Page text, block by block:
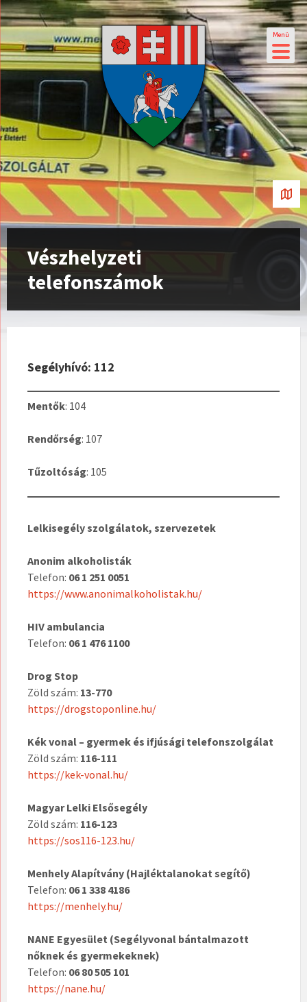
Menü
Vészhelyzeti
telefonszámok
Segélyhívó: 112
Mentők: 104
Rendőrség: 107
Tűzoltóság: 105
Lelkisegély szolgálatok, szervezetek
Anonim alkoholisták
Telefon: 06 1 251 0051
https://www.anonimalkoholistak.hu/
HIV ambulancia
Telefon: 06 1 476 1100
Drog Stop
Zöld szám: 13-770
https://drogstoponline.hu/
Kék vonal – gyermek és ifjúsági telefonszolgálat
Zöld szám: 116-111
https://kek-vonal.hu/
Magyar Lelki Elsősegély
Zöld szám: 116-123
https://sos116-123.hu/
Menhely Alapítvány (Hajléktalanokat segítő)
Telefon: 06 1 338 4186
https://menhely.hu/
NANE Egyesület (Segélyvonal bántalmazott
nőknek és gyermekeknek)
Telefon: 06 80 505 101
https://nane.hu/